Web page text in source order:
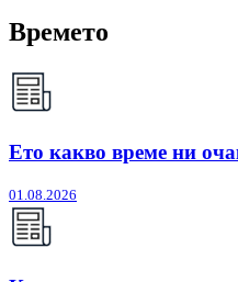
Времето
Ето какво време ни
01.08.2026